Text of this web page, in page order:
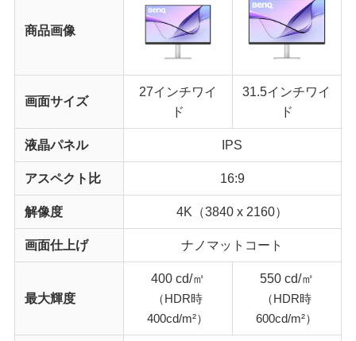
商品画像
画面サイズ
27インチワイ
ド
31.5インチワイ
ド
液晶パネル IPS
アスペクト比 16:9
解像度 4K（3840 x 2160）
画面仕上げ ナノマットコート
最大輝度
400 cd/㎡
（HDR時
400cd/m²）
550 cd/㎡
（HDR時
600cd/m²）